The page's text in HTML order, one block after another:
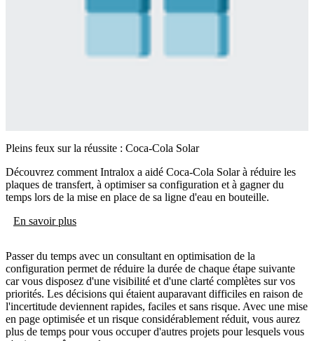
Pleins feux sur la réussite : Coca-Cola Solar
Découvrez comment Intralox a aidé Coca-Cola Solar à réduire les
plaques de transfert, à optimiser sa configuration et à gagner du
temps lors de la mise en place de sa ligne d'eau en bouteille.
En savoir plus
Passer du temps avec un consultant en optimisation de la
configuration permet de réduire la durée de chaque étape suivante
car vous disposez d'une visibilité et d'une clarté complètes sur vos
priorités. Les décisions qui étaient auparavant difficiles en raison de
l'incertitude deviennent rapides, faciles et sans risque. Avec une mise
en page optimisée et un risque considérablement réduit, vous aurez
plus de temps pour vous occuper d'autres projets pour lesquels vous